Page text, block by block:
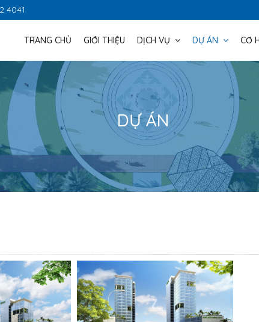
4041
TRANG CHỦ GIỚI THIỆU DỊCH VỤ DỰ ÁN CƠ
DỰ ÁN